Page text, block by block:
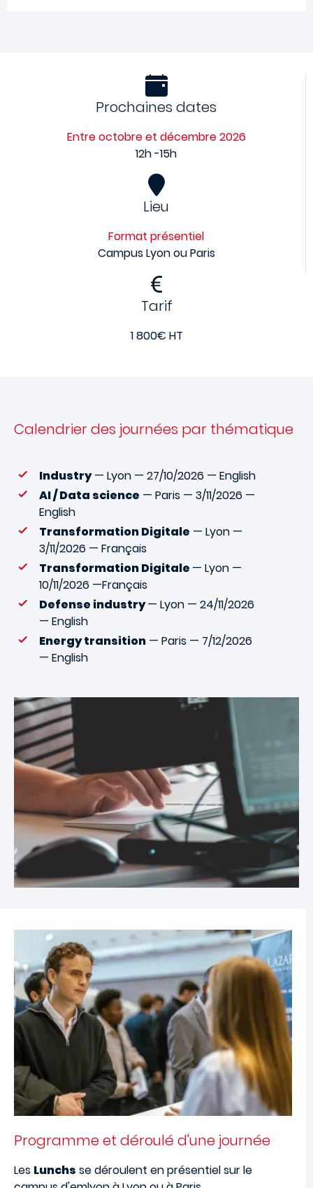
Prochaines dates
Entre octobre et décembre 2026
12h -15h
Lieu
Format présentiel
Campus Lyon ou Paris
Tarif
1 800€ HT
Calendrier des journées par thématique
Industry— Lyon — 27/10/2026 — English
AI / Data science — Paris — 3/11/2026 —
English
Transformation Digitale — Lyon —
3/11/2026 — Français
Transformation Digitale — Lyon —
10/11/2026 —Français
Defense industry— Lyon — 24/11/2026
— English
Energy transition — Paris — 7/12/2026
— English
Programme et déroulé d'une journée
Les Lunchs se déroulent en présentiel sur le